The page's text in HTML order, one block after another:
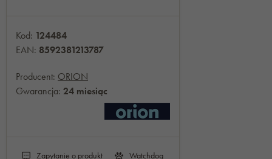
Kod: 124484
EAN: 8592381213787
Producent: ORION
Gwarancja: 24 miesiąc
Zapytanie o produkt
Watchdog